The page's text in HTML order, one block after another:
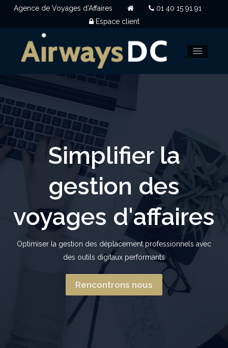
Agence de Voyages d’Affaires
01 40 15 91 91
Espace client
NOUS CHOISIR
CLIENTS
QUI SOMMES NOUS
OUVERTURE DE COMPTE
NOUS CONTACTER
Simplifier la
gestion des
voyages d'affaires
Optimiser la gestion des déplacement professionnels avec
des outils digitaux performants
Rencontrons nous